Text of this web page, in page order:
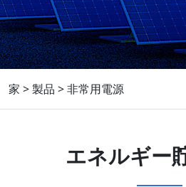
家 >製品 >非常用電源
エネルギー